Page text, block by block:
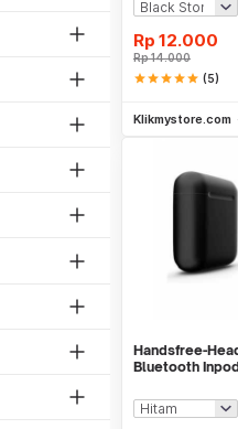
Rp 12.000
Rp14.000
starstarstarstarstar (5)
Klikmystore.com
Handsfree-
Bluetooth